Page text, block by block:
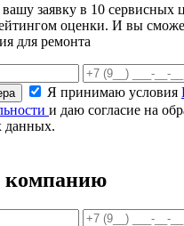
заявку в 10 сервисных
оценки. И вы
для ремонта
Я принимаю условия
и даю согласие на
данных.
компанию